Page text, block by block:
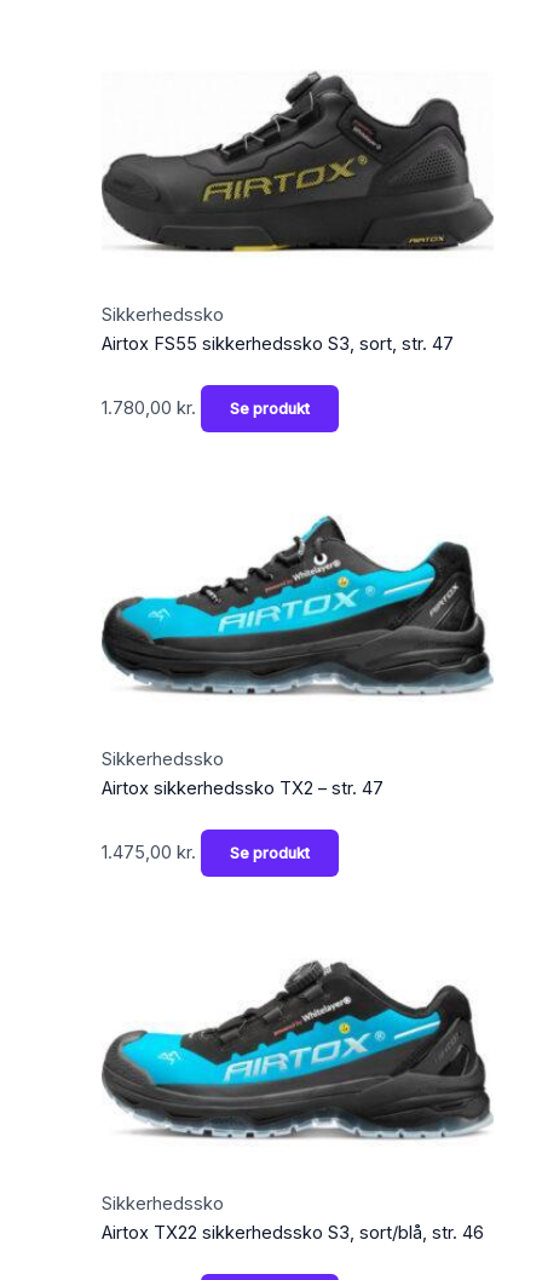
Sikkerhedssko
Airtox FS55 sikkerhedssko S3, sort, str. 47
1.780,00 kr. Se produkt
Sikkerhedssko
Airtox sikkerhedssko TX2 – str. 47
1.475,00 kr. Se produkt
Sikkerhedssko
Airtox TX22 sikkerhedssko S3, sort/blå, str. 46